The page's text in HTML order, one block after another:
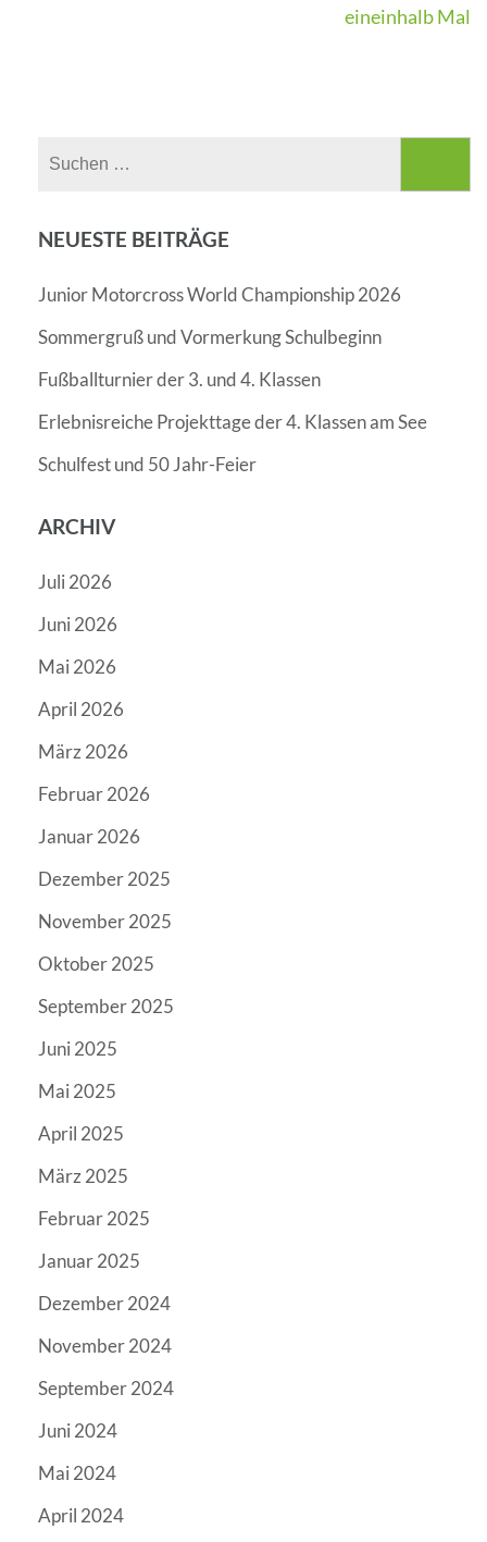
eineinhalb Mal
NEUESTE BEITRÄGE
Junior Motorcross World Championship 2026
Sommergruß und Vormerkung Schulbeginn
Fußballturnier der 3. und 4. Klassen
Erlebnisreiche Projekttage der 4. Klassen am See
Schulfest und 50 Jahr-Feier
ARCHIV
Juli 2026
Juni 2026
Mai 2026
April 2026
März 2026
Februar 2026
Januar 2026
Dezember 2025
November 2025
Oktober 2025
September 2025
Juni 2025
Mai 2025
April 2025
März 2025
Februar 2025
Januar 2025
Dezember 2024
November 2024
September 2024
Juni 2024
Mai 2024
April 2024